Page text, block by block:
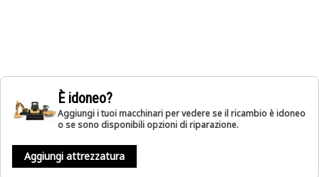
È idoneo?
Aggiungi i tuoi macchinari per vedere se il ricambio è idoneo
o se sono disponibili opzioni di riparazione.
Aggiungi attrezzatura